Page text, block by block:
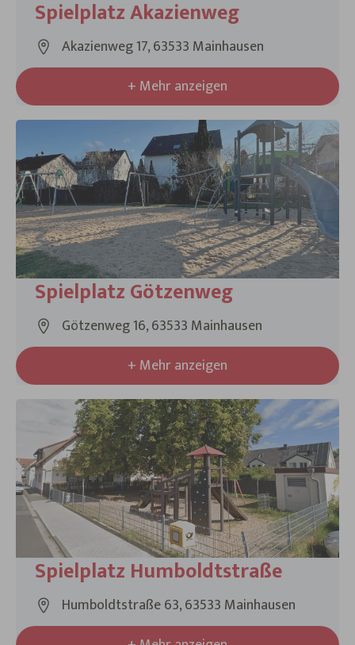
Spielplatz Akazienweg
Akazienweg 17, 63533 Mainhausen
+ Mehr anzeigen
Spielplatz Götzenweg
Götzenweg 16, 63533 Mainhausen
+ Mehr anzeigen
Spielplatz Humboldtstraße
Humboldtstraße 63, 63533 Mainhausen